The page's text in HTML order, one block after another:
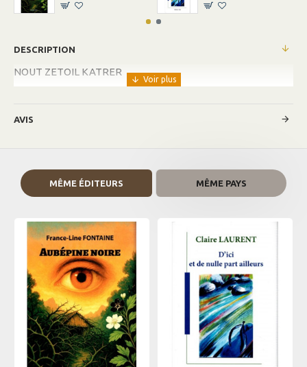
DESCRIPTION
NOUT ZETOIL KATRER
AVIS
MÊME ÉDITEURS MÊME PAYS